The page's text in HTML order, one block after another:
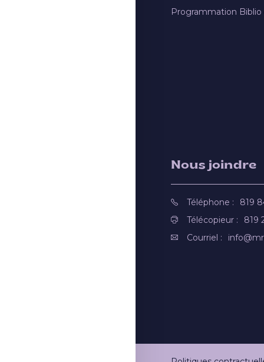
Programmation Biblio
Nous joindre
Téléphone :
819
Télécopieur :
819
Courriel :